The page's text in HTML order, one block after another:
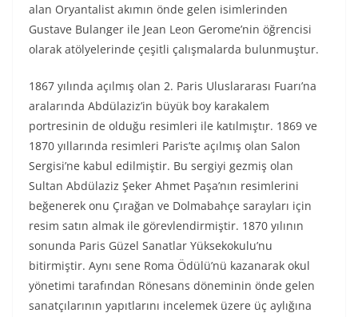
alan Oryantalist akımın önde gelen isimlerinden
Gustave Bulanger ile Jean Leon Gerome’nin öğrencisi
olarak atölyelerinde çeşitli çalışmalarda bulunmuştur.
1867 yılında açılmış olan 2. Paris Uluslararası Fuarı’na
aralarında Abdülaziz’in büyük boy karakalem
portresinin de olduğu resimleri ile katılmıştır. 1869 ve
1870 yıllarında resimleri Paris’te açılmış olan Salon
Sergisi’ne kabul edilmiştir. Bu sergiyi gezmiş olan
Sultan Abdülaziz Şeker Ahmet Paşa’nın resimlerini
beğenerek onu Çırağan ve Dolmabahçe sarayları için
resim satın almak ile görevlendirmiştir. 1870 yılının
sonunda Paris Güzel Sanatlar Yüksekokulu’nu
bitirmiştir. Aynı sene Roma Ödülü’nü kazanarak okul
yönetimi tarafından Rönesans döneminin önde gelen
sanatçılarının yapıtlarını incelemek üzere üç aylığına